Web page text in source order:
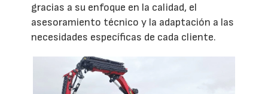
gracias a su enfoque en la calidad, el
asesoramiento técnico y la adaptación a las
necesidades específicas de cada cliente.